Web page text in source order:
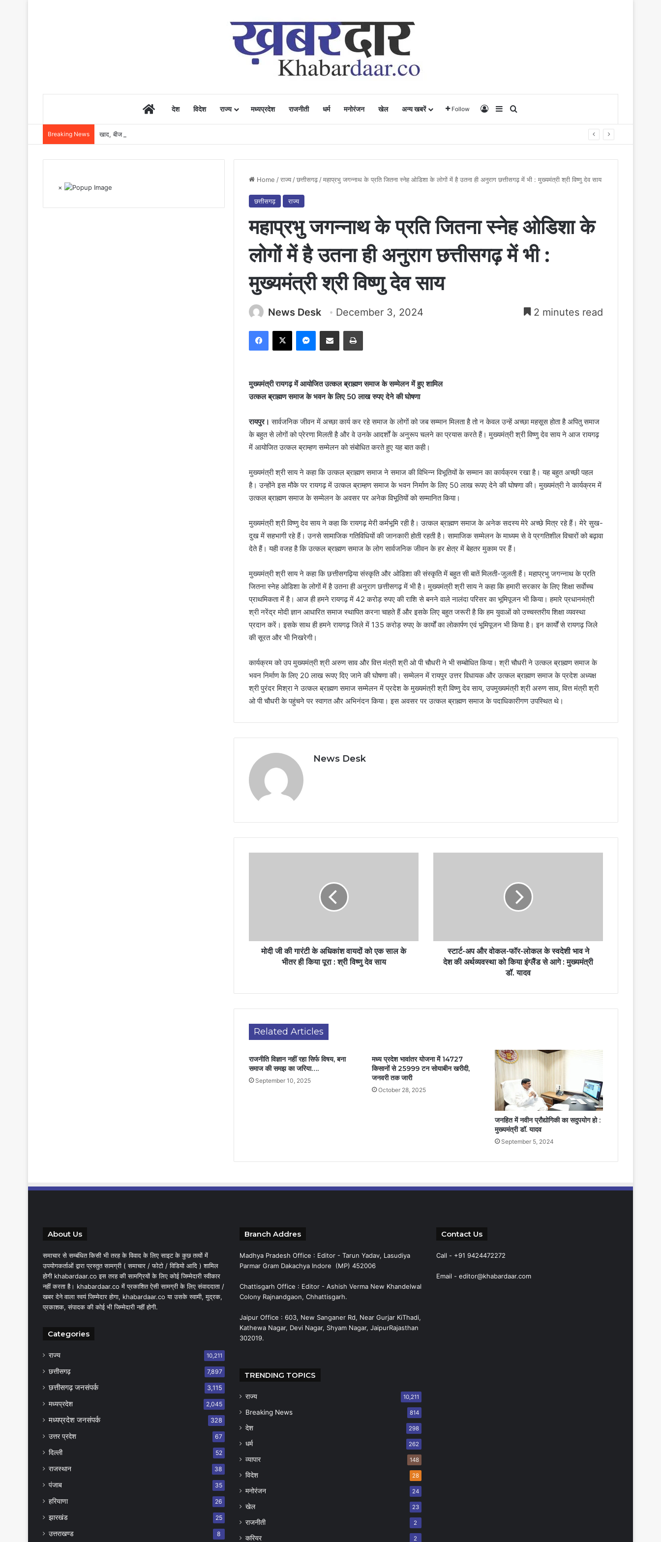
Homeदेश विदेश राज्य मध्यप्रदेश राजनीती धर्म मनोरंजन खेल अन्य खबरें Follow Log InSidebar
Breaking News खाद, बीज और उर्वरकों की समय पर उपलब्धता से किसानों में उत्साह, नैनो डीएपी और नैनो यूरिया बने किसानों के भरोसेमंद कृषि साथी…..
Home /राज्य /छत्तीसगढ़ /महाप्रभु जगन्नाथ के प्रति जितना स्नेह ओडिशा के लोगों में है उतना ही अनुराग छत्तीसगढ़ में भी : मुख्यमंत्री श्री विष्णु देव साय
छत्तीसगढ़ राज्य
महाप्रभु जगन्नाथ के प्रति जितना स्नेह ओडिशा के
लोगों में है उतना ही अनुराग छत्तीसगढ़ में भी :
मुख्यमंत्री श्री विष्णु देव साय
News Desk December 3, 2024 2 minutes read
Facebook
X Messenger
Share via Email Print
मुख्यमंत्री रायगढ़ में आयोजित उत्कल ब्राह्मण समाज के सम्मेलन में हुए शामिल
उत्कल ब्राह्मण समाज के भवन के लिए 50 लाख रुपए देने की घोषणा
रायपुर। सार्वजनिक जीवन में अच्छा कार्य कर रहे समाज के लोगों को जब सम्मान मिलता है तो न केवल उन्हें अच्छा महसूस होता है अपितु समाज
के बहुत से लोगों को प्रेरणा मिलती है और वे उनके आदर्शों के अनुरूप चलने का प्रयास करते हैं। मुख्यमंत्री श्री विष्णु देव साय ने आज रायगढ़
में आयोजित उत्कल ब्राम्हण सम्मेलन को संबोधित करते हुए यह बात कही।
मुख्यमंत्री श्री साय ने कहा कि उत्कल ब्राह्मण समाज ने समाज की विभिन्न विभूतियों के सम्मान का कार्यक्रम रखा है। यह बहुत अच्छी पहल
है। उन्होंने इस मौके पर रायगढ़ में उत्कल ब्राम्हण समाज के भवन निर्माण के लिए 50 लाख रूपए देने की घोषणा की। मुख्यमंत्री ने कार्यक्रम में
उत्कल ब्राह्मण समाज के सम्मेलन के अवसर पर अनेक विभूतियों को सम्मानित किया।
मुख्यमंत्री श्री विष्णु देव साय ने कहा कि रायगढ़ मेरी कर्मभूमि रही है। उत्कल ब्राह्मण समाज के अनेक सदस्य मेरे अच्छे मित्र रहे हैं। मेरे सुख-
दुख में सहभागी रहे हैं। उनसे सामाजिक गतिविधियों की जानकारी होती रहती है। सामाजिक सम्मेलन के माध्यम से वे प्रगतिशील विचारों को बढ़ावा
देते हैं। यही वजह है कि उत्कल ब्राह्मण समाज के लोग सार्वजनिक जीवन के हर क्षेत्र में बेहतर मुकाम पर हैं।
मुख्यमंत्री श्री साय ने कहा कि छत्तीसगढ़िया संस्कृति और ओडिशा की संस्कृति में बहुत सी बातें मिलती-जुलती हैं। महाप्रभु जगन्नाथ के प्रति
जितना स्नेह ओडिशा के लोगों में है उतना ही अनुराग छत्तीसगढ़ में भी है। मुख्यमंत्री श्री साय ने कहा कि हमारी सरकार के लिए शिक्षा सर्वाेच्च
प्राथमिकता में है। आज ही हमने रायगढ़ में 42 करोड़ रुपए की राशि से बनने वाले नालंदा परिसर का भूमिपूजन भी किया। हमारे प्रधानमंत्री
श्री नरेंद्र मोदी ज्ञान आधारित समाज स्थापित करना चाहते हैं और इसके लिए बहुत जरूरी है कि हम युवाओं को उच्चस्तरीय शिक्षा व्यवस्था
प्रदान करें। इसके साथ ही हमने रायगढ़ जिले में 135 करोड़ रुपए के कार्यों का लोकार्पण एवं भूमिपूजन भी किया है। इन कार्यों से रायगढ़ जिले
की सूरत और भी निखरेगी।
कार्यक्रम को उप मुख्यमंत्री श्री अरुण साव और वित्त मंत्री श्री ओ पी चौधरी ने भी सम्बोधित किया। श्री चौधरी ने उत्कल ब्राह्मण समाज के
भवन निर्माण के लिए 20 लाख रूपए दिए जाने की घोषणा की। सम्मेलन में रायपुर उत्तर विधायक और उत्कल ब्राह्मण समाज के प्रदेश अध्यक्ष
श्री पुरंदर मिश्रा ने उत्कल ब्राह्मण समाज सम्मेलन में प्रदेश के मुख्यमंत्री श्री विष्णु देव साय, उपमुख्यमंत्री श्री अरुण साव, वित्त मंत्री श्री
ओ पी चौधरी के पहुंचने पर स्वागत और अभिनंदन किया। इस अवसर पर उत्कल ब्राह्मण समाज के पदाधिकारीगण उपस्थित थे।
News Desk
मोदी जी की गारंटी के अधिकांश वायदों को एक साल के
भीतर ही किया पूरा : श्री विष्णु देव साय
स्टार्ट-अप और वोकल-फॉर-लोकल के स्वदेशी भाव ने
देश की अर्थव्यवस्था को किया इंग्लैंड से आगे : मुख्यमंत्री
डॉ. यादव
Related Articles
राजनीति विज्ञान नहीं रहा सिर्फ विषय, बना
समाज की समझ का जरिया….
September 10, 2025
मध्य प्रदेश भावांतर योजना में 14727
किसानों से 25999 टन सोयाबीन खरीदी,
जनवरी तक जारी
October 28, 2025
जनहित में नवीन प्रौद्योगिकी का सदुपयोग हो :
मुख्यमंत्री डॉ. यादव
September 5, 2024
×
About Us
समाचार से सम्बंधित किसी भी तरह के विवाद के लिए साइट के कुछ तत्वों में
उपयोगकर्ताओं द्वारा प्रस्तुत सामग्री ( समाचार / फोटो / विडियो आदि ) शामिल
होगी khabardaar.co इस तरह की सामग्रियों के लिए कोई जिम्मेदारी स्वीकार
नहीं करता है। khabardaar.co में प्रकाशित ऐसी सामग्री के लिए संवाददाता /
खबर देने वाला स्वयं जिम्मेदार होगा, khabardaar.co या उसके स्वामी, मुद्रक,
प्रकाशक, संपादक की कोई भी जिम्मेदारी नहीं होगी.
Categories
राज्य 10,211
छत्तीसगढ़ 7,897
छत्तीसगढ़ जनसंपर्क 3,115
मध्यप्रदेश 2,045
मध्यप्रदेश जनसंपर्क 328
उत्तर प्रदेश 67
दिल्ली 52
राजस्थान 38
पंजाब 35
हरियाणा 26
झारखंड 25
उत्तराखण्ड 8
Branch Addres
Madhya Pradesh Office : Editor - Tarun Yadav, Lasudiya
Parmar Gram Dakachya Indore (MP) 452006
Chattisgarh Office : Editor - Ashish Verma New Khandelwal
Colony Rajnandgaon, Chhattisgarh.
Jaipur Office : 603, New Sanganer Rd, Near Gurjar KiThadi,
Kathewa Nagar, Devi Nagar, Shyam Nagar, JaipurRajasthan
302019.
TRENDING TOPICS
राज्य 10,211
Breaking News 814
देश 298
धर्म 262
व्यापार 148
विदेश 28
मनोरंजन 24
खेल 23
राजनीती 2
करियर 2
Contact Us
Call - +91 9424472272
Email - editor@khabardaar.com